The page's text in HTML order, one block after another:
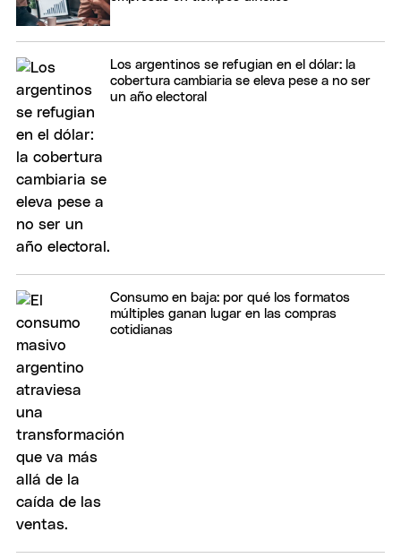
Los argentinos se refugian en el dólar: la
cobertura cambiaria se eleva pese a no ser
un año electoral
Consumo en baja: por qué los formatos
múltiples ganan lugar en las compras
cotidianas